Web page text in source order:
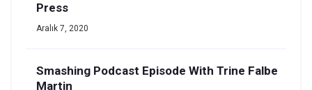
Press
Aralık 7, 2020
Smashing Podcast Episode With Trine Falbe
Martin